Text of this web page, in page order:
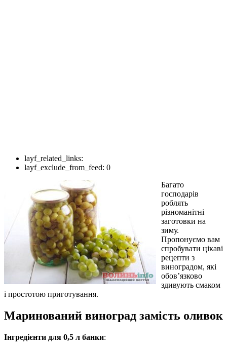
layf_related_links:
layf_exclude_from_feed: 0
Багато
господарів
роблять
різноманітні
заготовки на
зиму.
Пропонуємо вам
спробувати цікаві
рецепти з
виноградом, які
обов’язково
здивують смаком
і простотою приготування.
Маринований виноград замість оливок
Інгредієнти для 0,5 л банки: